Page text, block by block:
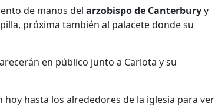
de manos del arzobispo de Canterburyy
próxima también al palacete donde su
en público junto a Carlota y su
hasta los alrededores de la iglesia para ver